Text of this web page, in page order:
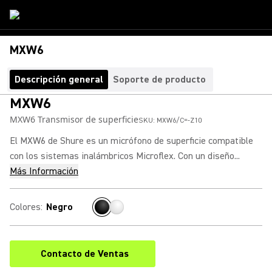
MXW6
Descripción general Soporte de producto
MXW6
MXW6 Transmisor de superficieSKU: MXW6/C=-Z10
El MXW6 de Shure es un micrófono de superficie compatible
con los sistemas inalámbricos Microflex. Con un diseño...
Más Información
Colores: Negro
Contacto de Ventas